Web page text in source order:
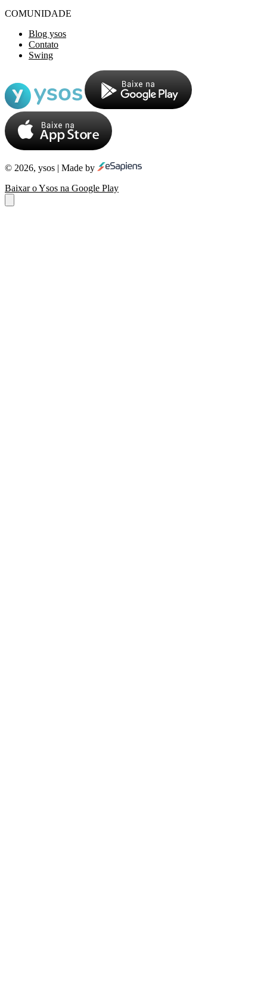
COMUNIDADE
Blog ysos
Contato
Swing
© 2026, ysos | Made by
Baixar o Ysos na Google Play